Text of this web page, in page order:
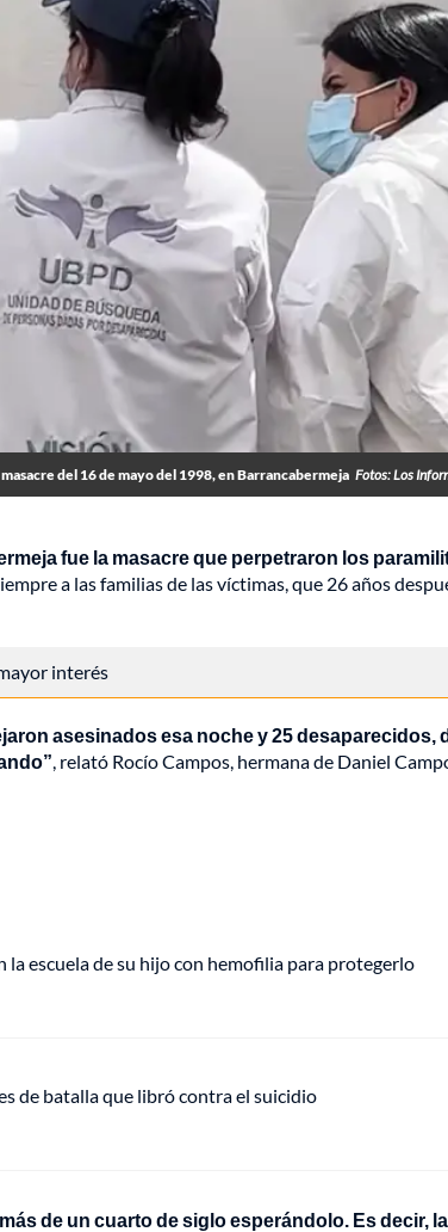
del 16 de mayo del 1998, en Barrancabermeja Fotos: Los
fue la masacre que perpetraron los
a las familias de las víctimas, que 26 años
interés
asesinados esa noche y 25 desaparecidos,
, relató Rocío Campos, hermana de Daniel
la escuela de su hijo con hemofilia para protegerlo
de batalla que libró contra el suicidio
de un cuarto de siglo esperándolo. Es decir, la